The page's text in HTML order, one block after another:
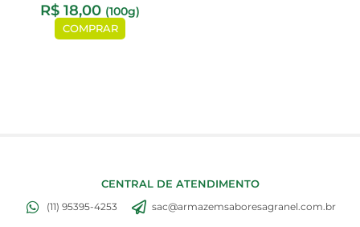
R$ 18,00 (100g)
COMPRAR
CENTRAL DE ATENDIMENTO
(11) 95395-4253 sac@armazemsaboresagranel.com.br